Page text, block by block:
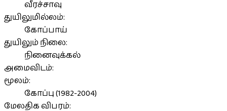
வீரச்சாவு
துயிலுமில்லம்:
கோப்பாய்
துயிலும் நிலை:
நினைவுக்கல்
அமைவிடம்:
மூலம்:
கோப்பு (1982-2004)
மேலதிக விபரம்: